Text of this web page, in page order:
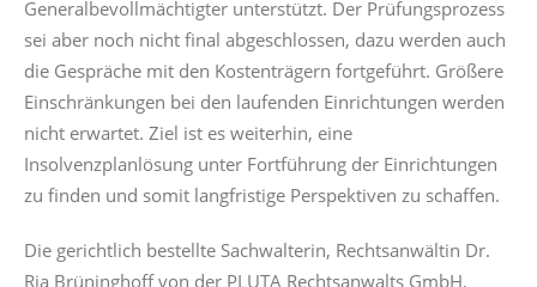
Generalbevollmächtigter unterstützt. Der Prüfungsprozess
sei aber noch nicht final abgeschlossen, dazu werden auch
die Gespräche mit den Kostenträgern fortgeführt. Größere
Einschränkungen bei den laufenden Einrichtungen werden
nicht erwartet. Ziel ist es weiterhin, eine
Insolvenzplanlösung unter Fortführung der Einrichtungen
zu finden und somit langfristige Perspektiven zu schaffen.
Die gerichtlich bestellte Sachwalterin, Rechtsanwältin Dr.
Ria Brüninghoff von der PLUTA Rechtsanwalts GmbH,